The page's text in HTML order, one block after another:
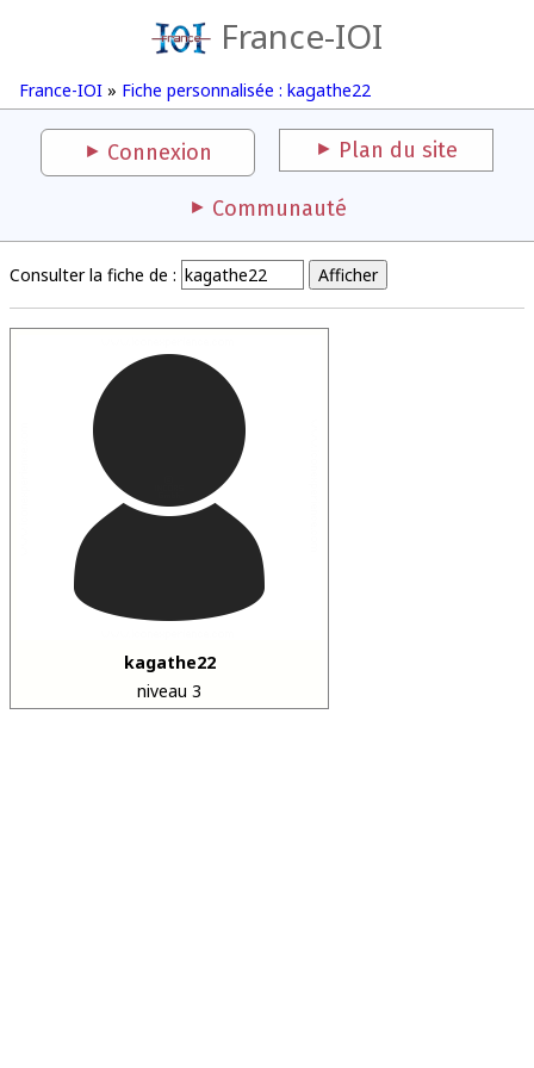
France-IOI
France-IOI » Fiche personnalisée : kagathe22
Connexion Plan du site
Communauté
Consulter la fiche de :
kagathe22
niveau 3